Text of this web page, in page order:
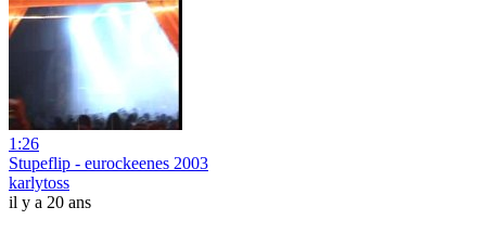
1:26
Stupeflip - eurockeenes 2003
karlytoss
il y a 20 ans